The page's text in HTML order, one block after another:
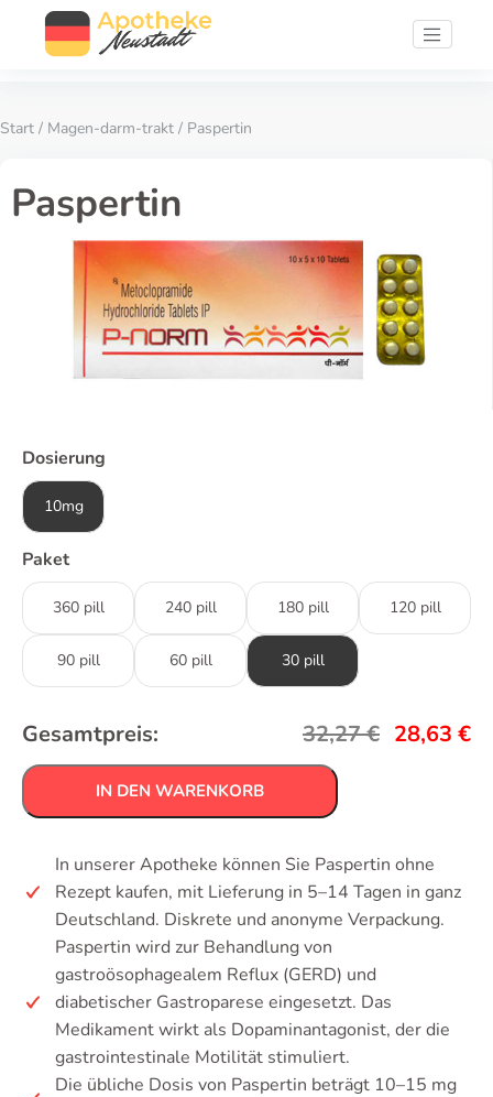
Start / Magen-darm-trakt / Paspertin
Paspertin
Dosierung
10mg
Paket
360 pill 240 pill 180 pill 120 pill
90 pill 60 pill 30 pill
Gesamtpreis: 32,27€ 28,63 €
IN DEN WARENKORB
In unserer Apotheke können Sie Paspertin ohne
Rezept kaufen, mit Lieferung in 5–14 Tagen in ganz
Deutschland. Diskrete und anonyme Verpackung.
Paspertin wird zur Behandlung von
gastroösophagealem Reflux (GERD) und
diabetischer Gastroparese eingesetzt. Das
Medikament wirkt als Dopaminantagonist, der die
gastrointestinale Motilität stimuliert.
Die übliche Dosis von Paspertin beträgt 10–15 mg